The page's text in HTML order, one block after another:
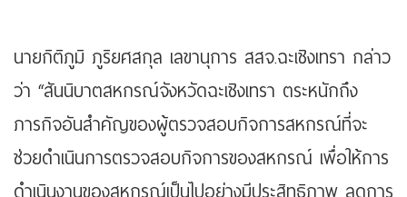
นายกิติภูมิ ภูริยศสกุล เลขานุการ สสจ.ฉะเชิงเทรา กล่าว
ว่า “สันนิบาตสหกรณ์จังหวัดฉะเชิงเทรา ตระหนักถึง
ภารกิจอันสำคัญของผู้ตรวจสอบกิจการสหกรณ์ที่จะ
ช่วยดำเนินการตรวจสอบกิจการของสหกรณ์ เพื่อให้การ